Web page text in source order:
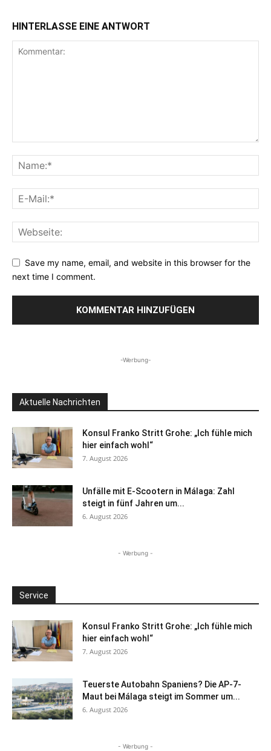
HINTERLASSE EINE ANTWORT
Save my name, email, and website in this browser for the
next time I comment.
-Werbung-
Aktuelle Nachrichten
Konsul Franko Stritt Grohe: „Ich fühle mich
hier einfach wohl“
7. August 2026
Unfälle mit E-Scootern in Málaga: Zahl
steigt in fünf Jahren um...
6. August 2026
- Werbung -
Service
Konsul Franko Stritt Grohe: „Ich fühle mich
hier einfach wohl“
7. August 2026
Teuerste Autobahn Spaniens? Die AP-7-
Maut bei Málaga steigt im Sommer um...
6. August 2026
- Werbung -